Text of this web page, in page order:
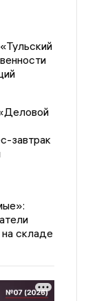
завтрак
складе